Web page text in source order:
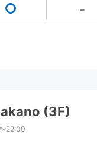
(3F)
22:00